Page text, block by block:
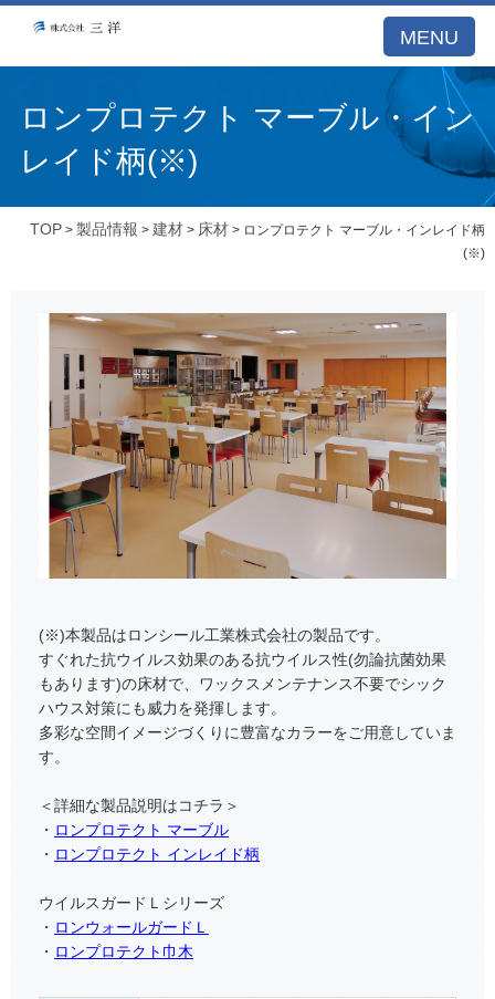
MENU
ロンプロテクト マーブル・イン
レイド柄(※)
TOP >製品情報 > 建材 > 床材 > ロンプロテクト マーブル・インレイド柄
(※)
(※)本製品はロンシール工業株式会社の製品です。
すぐれた抗ウイルス効果のある抗ウイルス性(勿論抗菌効果
もあります)の床材で、ワックスメンテナンス不要でシック
ハウス対策にも威力を発揮します。
多彩な空間イメージづくりに豊富なカラーをご用意していま
す。
＜詳細な製品説明はコチラ＞
・ ロンプロテクト マーブル
・ ロンプロテクト インレイド柄
ウイルスガードＬシリーズ
・ ロンウォールガードＬ
・ ロンプロテクト巾木